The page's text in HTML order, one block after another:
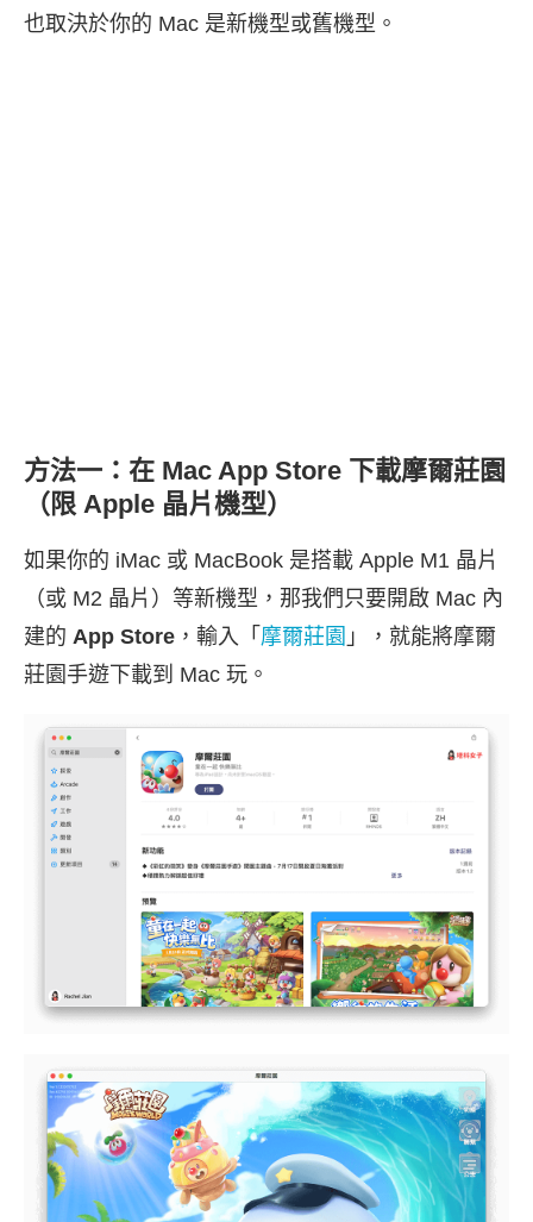
也取決於你的 Mac 是新機型或舊機型。
方法一：在 Mac App Store 下載摩爾莊園
（限 Apple 晶片機型）
如果你的 iMac 或 MacBook 是搭載 Apple M1 晶片
（或 M2 晶片）等新機型，那我們只要開啟 Mac 內
建的 App Store ，輸入「 摩爾莊園 」，就能將摩爾
莊園手遊下載到 Mac 玩。